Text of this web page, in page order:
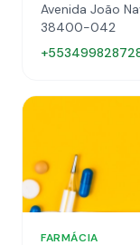
Avenida João
38400-042
FARMÁCIA